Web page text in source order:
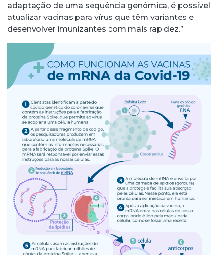
adaptação de uma sequência genômica, é possível
atualizar vacinas para vírus que têm variantes e
desenvolver imunizantes com mais rapidez.”